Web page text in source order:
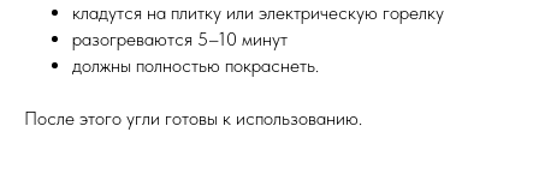
кладутся на плитку или электрическую горелку
разогреваются 5–10 минут
должны полностью покраснеть.
После этого угли готовы к использованию.